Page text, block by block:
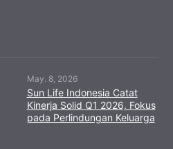
May. 8, 2026
Sun Life Indonesia Catat
Kinerja Solid Q1 2026, Fokus
pada Perlindungan Keluarga